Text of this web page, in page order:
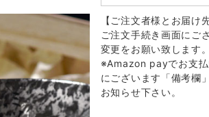
【ご注文者様とお届け
ご注文手続き画面にご
変更をお願い致します。
※Amazon payでお支
にございます「備考欄
お知らせ下さい。